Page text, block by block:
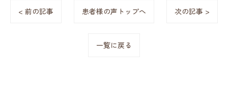
< 前の記事 患者様の声トップへ 次の記事 >
一覧に戻る